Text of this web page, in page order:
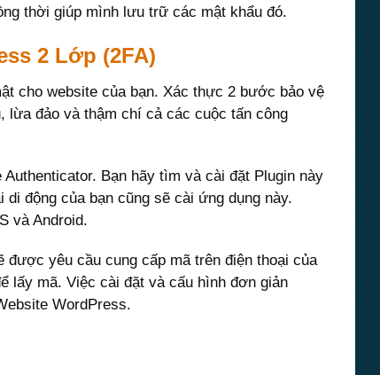
thời giúp mình lưu trữ các mật khẩu đó.
2 Lớp (2FA)
cho website của bạn. Xác thực 2 bước bảo vệ
lừa đảo và thậm chí cả các cuộc tấn công
Bạn hãy tìm và cài đặt Plugin này
động của bạn cũng sẽ cài ứng dụng này.
và Android.
được yêu cầu cung cấp mã trên điện thoại của
lấy mã. Việc cài đặt và cấu hình đơn giản
WordPress.